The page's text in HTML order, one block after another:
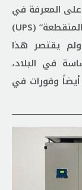
على المعرفة في
تصميم وتصنيع أنظمة “تغذية الطاقة غير المنقطعة” (UPS)
أمبير، ولم يقتصر هذا
في البلاد،
وفورات في